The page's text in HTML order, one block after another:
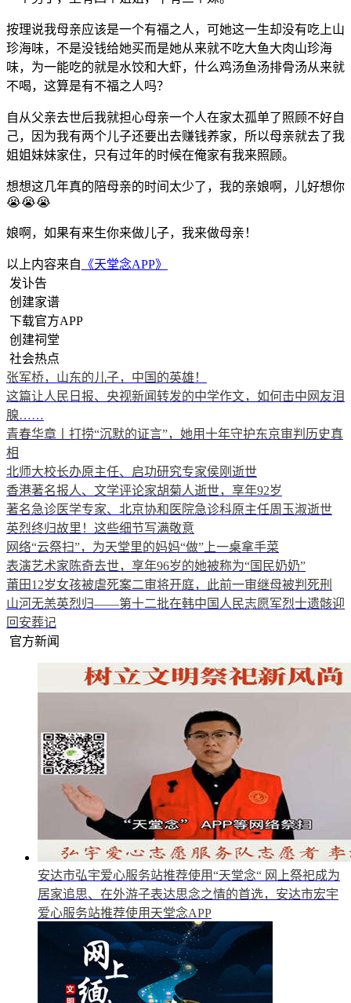
按理说我母亲应该是一个有福之人，可她这一生却没有吃上山
珍海味，不是没钱给她买而是她从来就不吃大鱼大肉山珍海
味，为一能吃的就是水饺和大虾，什么鸡汤鱼汤排骨汤从来就
不喝，这算是有不福之人吗？
自从父亲去世后我就担心母亲一个人在家太孤单了照顾不好自
己，因为我有两个儿子还要出去赚钱养家，所以母亲就去了我
姐姐妹妹家住，只有过年的时候在俺家有我来照顾。
想想这几年真的陪母亲的时间太少了，我的亲娘啊，儿好想你
😭😭😭
娘啊，如果有来生你来做儿子，我来做母亲！
以上内容来自 《天堂念APP》
发讣告
创建家谱
下载官方APP
创建祠堂
社会热点
张军桥，山东的儿子，中国的英雄！
这篇让人民日报、央视新闻转发的中学作文，如何击中网友泪
腺……
青春华章丨打捞“沉默的证言”，她用十年守护东京审判历史真
相
北师大校长办原主任、启功研究专家侯刚逝世
香港著名报人、文学评论家胡菊人逝世，享年92岁
著名急诊医学专家、北京协和医院急诊科原主任周玉淑逝世
英烈终归故里！这些细节写满敬意
网络“云祭扫”，为天堂里的妈妈“做”上一桌拿手菜
表演艺术家陈奇去世，享年96岁的她被称为“国民奶奶”
莆田12岁女孩被虐死案二审将开庭，此前一审继母被判死刑
山河无恙英烈归——第十二批在韩中国人民志愿军烈士遗骸迎
回安葬记
官方新闻
安达市弘宇爱心服务站推荐使用“天堂念“ 网上祭祀成为
居家追思、在外游子表达思念之情的首选，安达市宏宇
爱心服务站推荐使用天堂念APP